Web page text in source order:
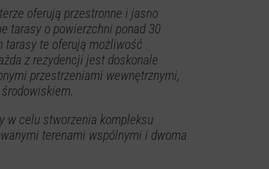
oferują przestronne i jasno
tarasy o powierzchni ponad 30
tarasy te oferują możliwość
z rezydencji jest doskonale
przestrzeniami wewnętrznymi,
w celu stworzenia kompleksu
terenami wspólnymi i dwoma